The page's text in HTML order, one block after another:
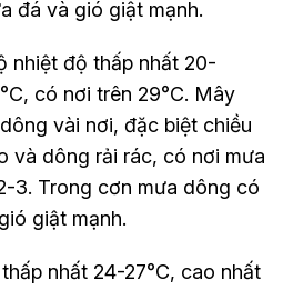
đá và gió giật mạnh.
nhiệt độ thấp nhất 20-
có nơi trên 29°C. Mây
vài nơi, đặc biệt chiều
và dông rải rác, có nơi mưa
3. Trong cơn mưa dông có
giật mạnh.
nhất 24-27°C, cao nhất